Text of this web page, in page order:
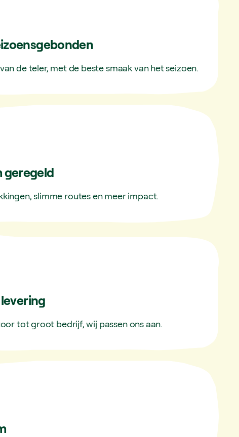
de teler, met de beste smaak van het seizoen.
geregeld
slimme routes en meer impact.
tot groot bedrijf, wij passen ons aan.